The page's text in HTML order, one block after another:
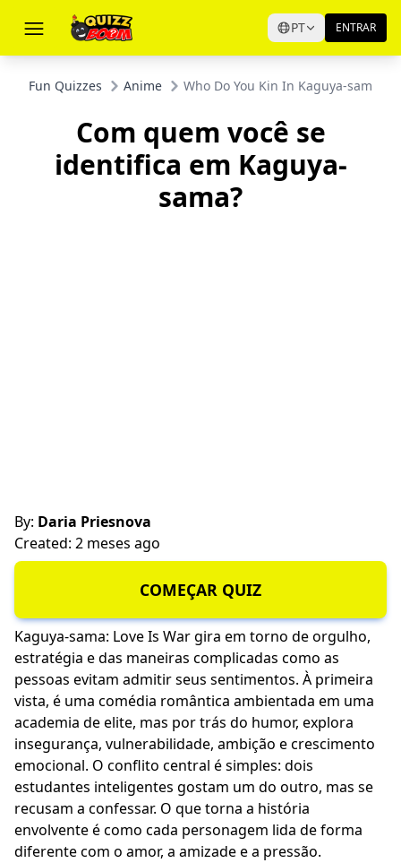
PT ENTRAR
Fun Quizzes Anime Who Do You Kin In Kaguya-sama?
Com quem você se
identifica em Kaguya-
sama?
By: Daria Priesnova
Created: 2 meses ago
COMEÇAR QUIZ
Kaguya-sama: Love Is War gira em torno de orgulho,
estratégia e das maneiras complicadas como as
pessoas evitam admitir seus sentimentos. À primeira
vista, é uma comédia romântica ambientada em uma
academia de elite, mas por trás do humor, explora
insegurança, vulnerabilidade, ambição ecrescimento
emocional. O conflito central é simples: dois
estudantes inteligentes gostam um do outro, mas se
recusam a confessar. O que torna a história
envolvente é como cada personagem lida de forma
diferente com o amor, a amizade e a pressão.